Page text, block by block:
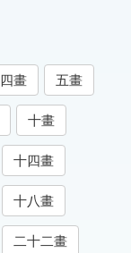
四畫 五畫
十畫
十四畫
十八畫
二十二畫